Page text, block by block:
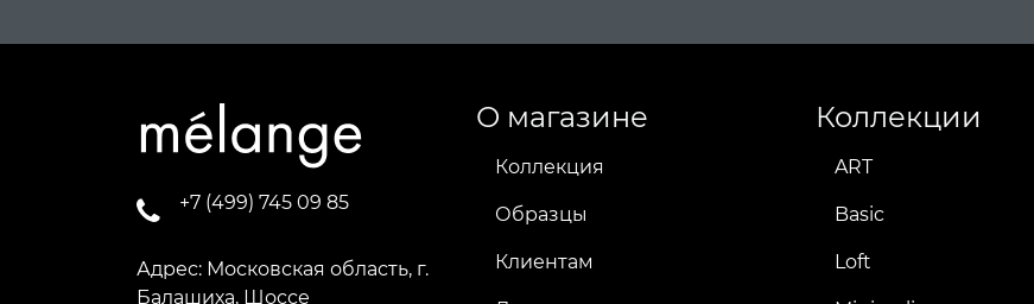
О магазине
Коллекция
Образцы
Клиентам
Коллекции
ART
Basic
Loft
+7 (499) 745 09 85
Адрес: Московская область, г.
Балашиха, Шоссе